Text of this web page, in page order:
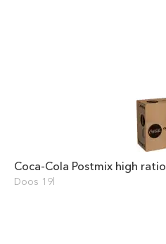
Coca-Cola Postmix high ratio
Doos 19l